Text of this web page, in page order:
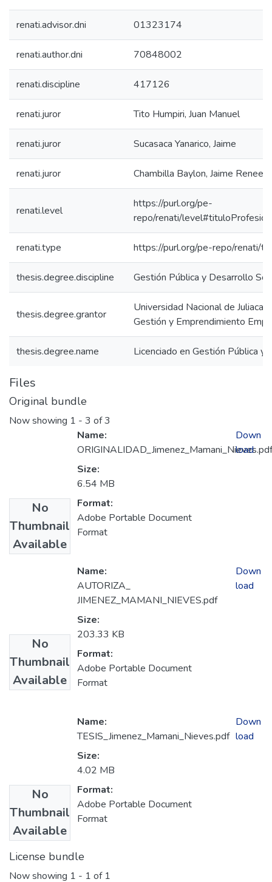
renati.advisor.dni 01323174
renati.author.dni 70848002
renati.discipline 417126
renati.juror Tito Humpiri, Juan Manuel
renati.juror Sucasaca Yanarico, Jaime
renati.juror Chambilla Baylon, Jaime Renee
renati.level
https://purl.org/pe-
repo/renati/
renati.type https://purl.org/pe-repo/renati/
thesis.degree.discipline Gestión Pública y Desarrollo
thesis.degree.grantor
Universidad Nacional de Juliaca.
Gestión y Emprendimiento
thesis.degree.name Licenciado en Gestión Pública y
Files
Original bundle
Now showing 1 - 3 of 3
No
Thumbnail
Available
Name:
ORIGINALIDAD_Jimenez_Mamani_Nieves.pdf
Size:
6.54 MB
Format:
Adobe Portable Document
Format
Down
load
No
Thumbnail
Available
Name:
AUTORIZA_
JIMENEZ_MAMANI_NIEVES.pdf
Size:
203.33 KB
Format:
Adobe Portable Document
Format
Down
load
No
Thumbnail
Available
Name:
TESIS_Jimenez_Mamani_Nieves.pdf
Size:
4.02 MB
Format:
Adobe Portable Document
Format
Down
load
License bundle
Now showing 1 - 1 of 1